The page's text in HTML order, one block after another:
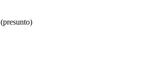
(presunto)